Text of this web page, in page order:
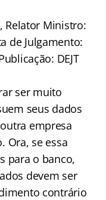
Relator Ministro:
de Julgamento:
DEJT
ser muito
seus dados
empresa
Ora, se essa
para o banco,
devem ser
contrário